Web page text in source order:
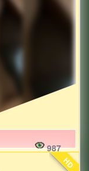
987
HD